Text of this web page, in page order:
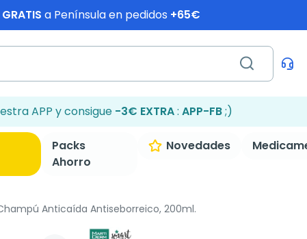
GRATIS a Península en pedidos +65€
APP y consigue -3€ EXTRA: APP-FB;)
Packs
Ahorro
Novedades
Anticaída Antiseborreico, 200ml.